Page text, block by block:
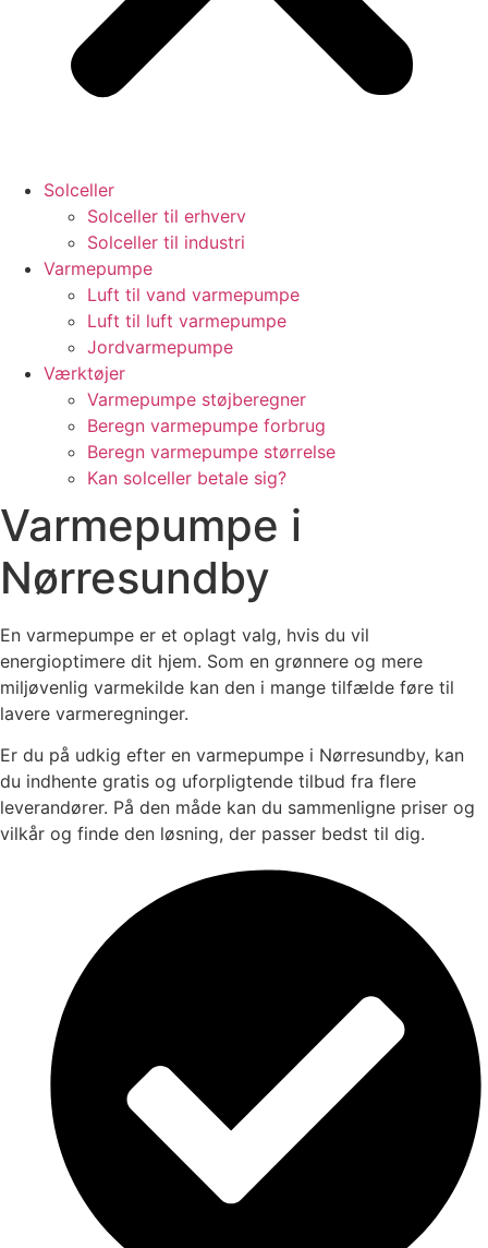
Solceller
Solceller til erhverv
Solceller til industri
Varmepumpe
Luft til vand varmepumpe
Luft til luft varmepumpe
Jordvarmepumpe
Værktøjer
Varmepumpe støjberegner
Beregn varmepumpe forbrug
Beregn varmepumpe størrelse
Kan solceller betale sig?
Varmepumpe i
Nørresundby
En varmepumpe er et oplagt valg, hvis du vil
energioptimere dit hjem. Som en grønnere og mere
miljøvenlig varmekilde kan den i mange tilfælde føre til
lavere varmeregninger.
Er du på udkig efter en varmepumpe i Nørresundby, kan
du indhente gratis og uforpligtende tilbud fra flere
leverandører. På den måde kan du sammenligne priser og
vilkår og finde den løsning, der passer bedst til dig.